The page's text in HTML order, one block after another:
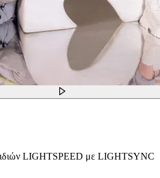
LIGHTSPEED με LIGHTSYNC